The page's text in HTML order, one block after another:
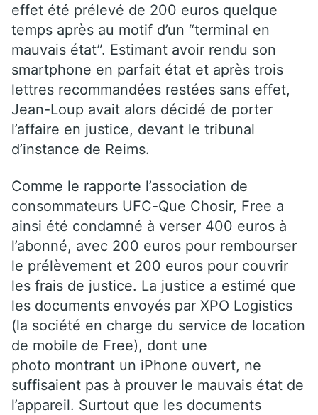
effet été prélevé de 200 euros quelque
temps après au motif d’un “terminal en
mauvais état”. Estimant avoir rendu son
smartphone en parfait état et après trois
lettres recommandées restées sans effet,
Jean-Loup avait alors décidé de porter
l’affaire en justice, devant le tribunal
d’instance de Reims.
Comme le rapporte l’association de
consommateurs UFC-Que Chosir, Free a
ainsi été condamné à verser 400 euros à
l’abonné, avec 200 euros pour rembourser
le prélèvement et 200 euros pour couvrir
les frais de justice. La justice a estimé que
les documents envoyés par XPO Logistics
(la société en charge du service de location
de mobile de Free), dont une
photo montrant un iPhone ouvert, ne
suffisaient pas à prouver le mauvais état de
l’appareil. Surtout que les documents